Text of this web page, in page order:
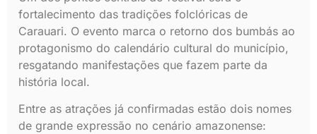
fortalecimento das tradições folclóricas de
Carauari. O evento marca o retorno dos bumbás ao
protagonismo do calendário cultural do município,
resgatando manifestações que fazem parte da
história local.
Entre as atrações já confirmadas estão dois nomes
de grande expressão no cenário amazonense: